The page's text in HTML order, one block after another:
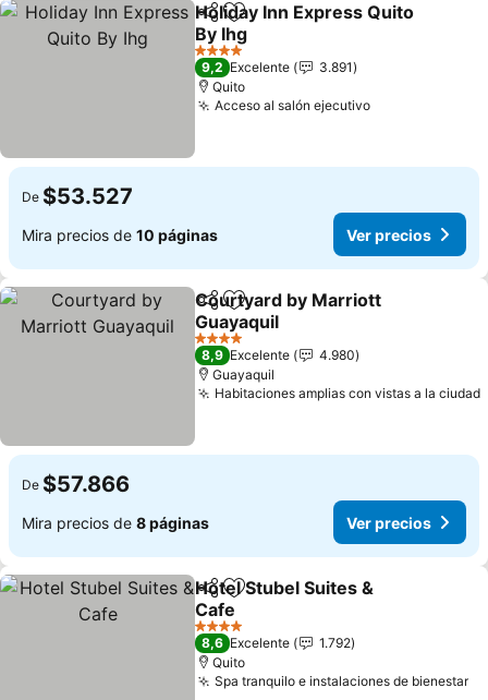
CompartirAgregar a favoritos
Holiday Inn Express Quito
By Ihg
4 Estrellas
9,2 Excelente
3.891
Quito
Acceso al salón ejecutivo
De $53.527
Mira precios de 10 páginas Ver precios
CompartirAgregar a favoritos
Courtyard by Marriott
Guayaquil
4 Estrellas
8,9 Excelente
4.980
Guayaquil
Habitaciones amplias con vistas a la ciudad
De $57.866
Mira precios de 8 páginas Ver precios
CompartirAgregar a favoritos
Hotel Stubel Suites &
Cafe
4 Estrellas
8,6 Excelente
1.792
Quito
Spa tranquilo e instalaciones de bienestar